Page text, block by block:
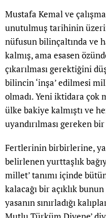
Mustafa Kemal ve
unutulmuş tarihinin
nüfusun bilinçaltında ve
kalmış, ama esasen
çıkarılması gerektiğini
bilincin ‘inşa’ edilmesi
olmadı. Yeni iktidara
ülke bakiye kalmıştı ve
uyandırılması gereken
Fertlerinin birbirlerine,
belirlenen yurttaşlık
millet’ tanımı içinde
kalacağı bir açıklık
yasanın sınırladığı